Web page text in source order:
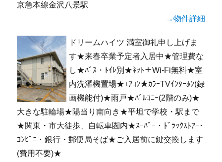
京急本線金沢八景駅
→物件詳細
ドリームハイツ 満室御礼申し上げま
す★来春卒業予定者入居中★管理費な
し★ﾊﾞｽ・ﾄｲﾚ別★ﾈｯﾄ＋Wi-Fi無料★室
内洗濯機置場★ｴｱｺﾝ★ｶﾗｰTVｲﾝﾀｰﾎﾝ(録
画機能付)★雨戸★ﾊﾞﾙｺﾆｰ(2階のみ)★
大きな駐輪場★陽当り南向き★平坦で学校・駅まで
★関東・市大徒歩、自転車圏内★ｽｰﾊﾟｰ・ﾄﾞﾗｯｸｽﾄｱｰ･
ｺﾝﾋﾞﾆ・銀行・郵便局そば★ご入居前に鍵交換します
(費用不要)★